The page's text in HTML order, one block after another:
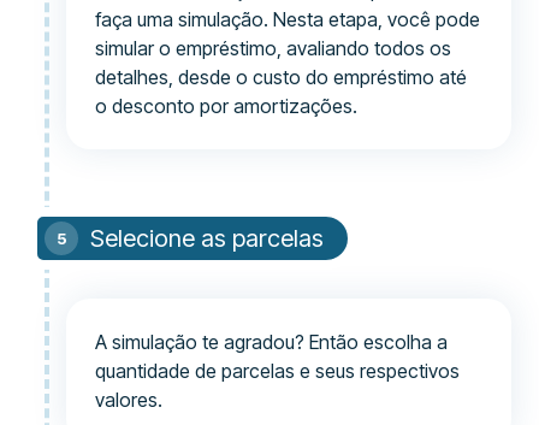
faça uma simulação. Nesta etapa, você pode
simular o empréstimo, avaliando todos os
detalhes, desde o custo do empréstimo até
o desconto por amortizações.
Selecione as parcelas
A simulação te agradou? Então escolha a
quantidade de parcelas e seus respectivos
valores.